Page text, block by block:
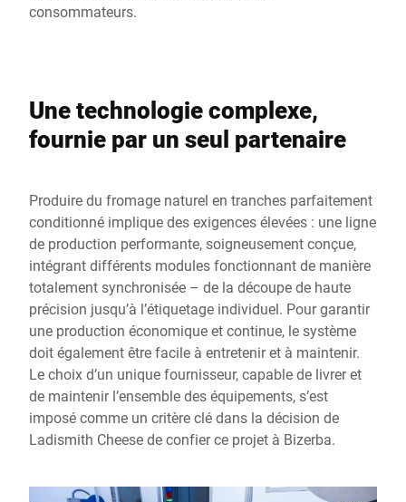
consommateurs.
Une technologie complexe,
fournie par un seul partenaire
Produire du fromage naturel en tranches parfaitement
conditionné implique des exigences élevées : une ligne
de production performante, soigneusement conçue,
intégrant différents modules fonctionnant de manière
totalement synchronisée – de la découpe de haute
précision jusqu’à l’étiquetage individuel. Pour garantir
une production économique et continue, le système
doit également être facile à entretenir et à maintenir.
Le choix d’un unique fournisseur, capable de livrer et
de maintenir l’ensemble des équipements, s’est
imposé comme un critère clé dans la décision de
Ladismith Cheese de confier ce projet à Bizerba.